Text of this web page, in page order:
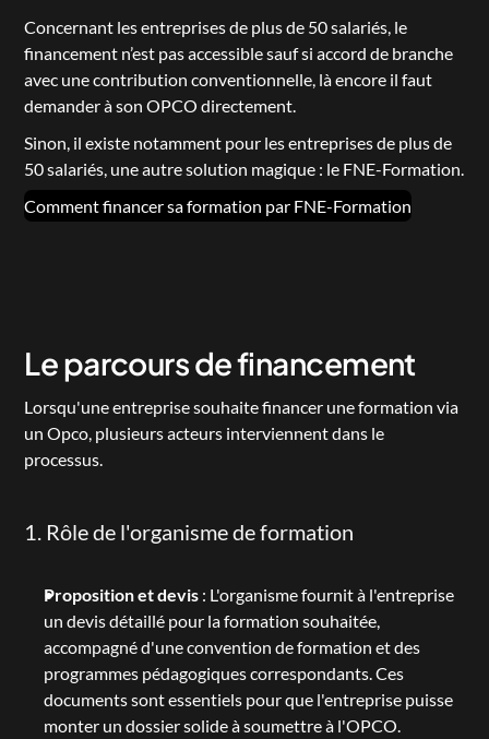
Concernant les entreprises de plus de 50 salariés, le
financement n’est pas accessible sauf si accord de branche
avec une contribution conventionnelle, là encore il faut
demander à son OPCO directement.
Sinon, il existe notamment pour les entreprises de plus de
50 salariés, une autre solution magique : le FNE-Formation.
Comment financer sa formation par FNE-Formation
Le parcours de financement
Lorsqu'une entreprise souhaite financer une formation via
un Opco, plusieurs acteurs interviennent dans le
processus.
1. Rôle de l'organisme de formation
Proposition et devis : L'organisme fournit à l'entreprise
un devis détaillé pour la formation souhaitée,
accompagné d'une convention de formation et des
programmes pédagogiques correspondants. Ces
documents sont essentiels pour que l'entreprise puisse
monter un dossier solide à soumettre à l'OPCO.